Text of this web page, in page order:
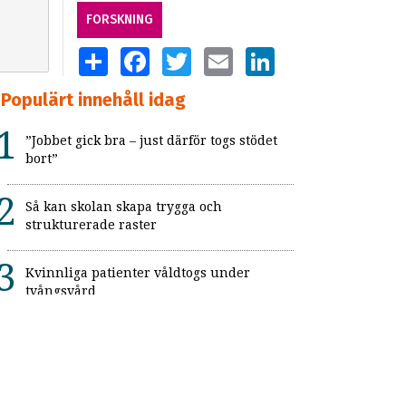
FORSKNING
SHARE FACEBOOKTWITTEREMAIL LINKEDIN
Populärt innehåll idag
”Jobbet gick bra – just därför togs stödet
bort”
Så kan skolan skapa trygga och
strukturerade raster
Kvinnliga patienter våldtogs under
tvångsvård